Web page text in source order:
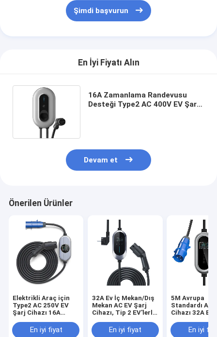
Şimdi başvurun
En İyi Fiyatı Alın
16A Zamanlama Randevusu
Desteği Type2 AC 400V EV Şarj
Devam et
Önerilen Ürünler
Elektrikli Araç için
Type2 AC 250V EV
Şarj Cihazı 16A
YığınıEn iyi fiyat
32A Ev İç Mekan/Dış
Mekan AC EV Şarj
Cihazı, Tip 2 EV'lerle
Araç Şarj İstasyonu
En iyi fiyat
5M Avrupa
Standardı AC
Cihazı 32A
Ev Kullanımı
En iyi